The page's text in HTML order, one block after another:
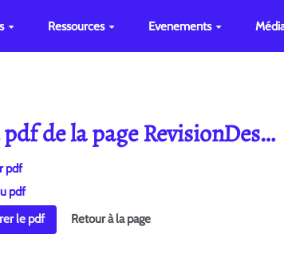
Ressources Evenements
de la page RevisionDes…
pdf
pdf
le pdf Retour à la page